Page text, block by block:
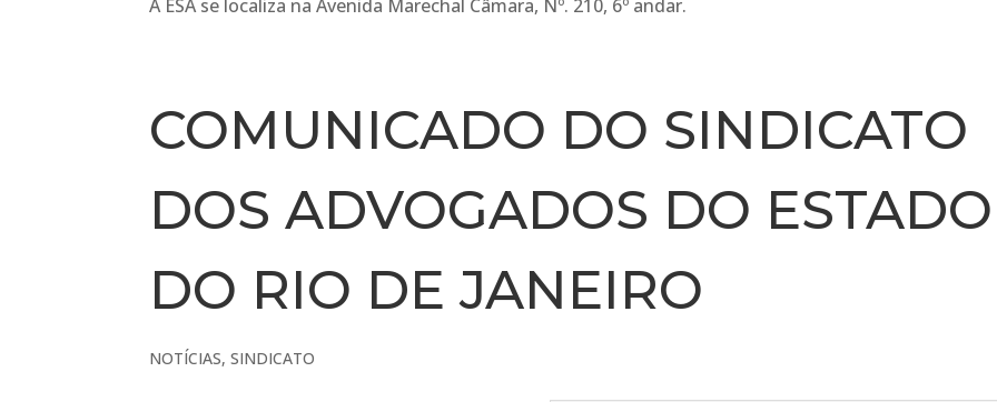
A ESA se localiza na Avenida Marechal Câmara, Nº. 210, 6º andar.
COMUNICADO DO SINDICATO
DOS ADVOGADOS DO ESTADO
DO RIO DE JANEIRO
NOTÍCIAS,SINDICATO